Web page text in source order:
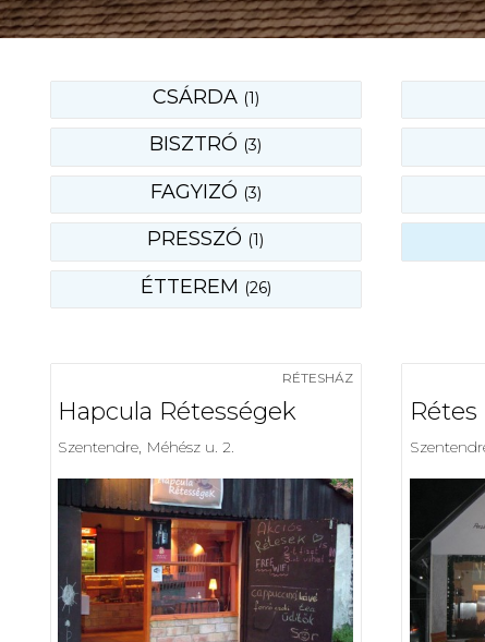
CSÁRDA (1)
BISZTRÓ (3)
FAGYIZÓ (3)
PRESSZÓ (1)
ÉTTEREM (26)
RÉTESHÁZ
Hapcula Rétességek
Szentendre, Méhész u. 2.